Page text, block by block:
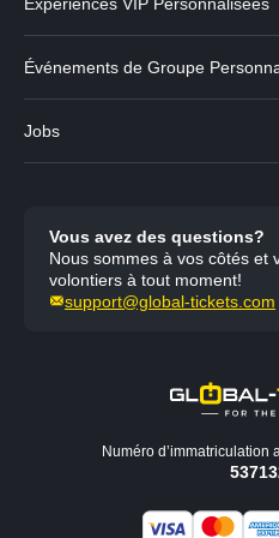
Événements de Groupe
Jobs
Vous avez des questions?
Nous sommes à vos côtés et
volontiers à tout moment!
support@global-tickets.com
Numéro d’immatriculation